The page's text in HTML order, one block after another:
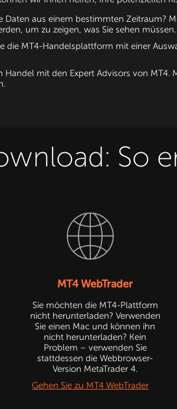
Daten aus einem bestimmten Zeitraum?
um zu zeigen, was Sie sehen müssen.
die MT4-Handelsplattform mit einer
Handel mit den Expert Advisors von
So
MT4 WebTrader
Sie möchten die MT4-Plattform
nicht herunterladen? Verwenden
Sie einen Mac und können ihn
nicht herunterladen? Kein
Problem – verwenden Sie
stattdessen die Webbrowser-
Version MetaTrader 4.
Gehen Sie zu MT4 WebTrader